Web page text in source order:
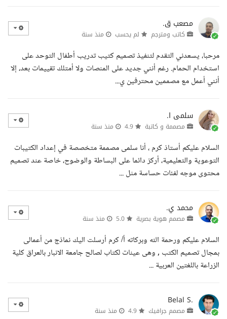
مصعب ق.
كاتب ومترجم لم يحسب منذ سنة
مرحبا، يسعدني التقدم لتنفيذ تصميم كتيب تدريب أطفال التوحد على
استخدام الحمام. رغم أنني جديد على المنصات ولا أمتلك تقييمات بعد، إلا
أنني أعمل مع مصممين محترفين ي...
سلمى ا.
مصممة و كاتبة منذ سنة
السلام عليكم أستاذ كرم ، أنا سلمى مصممة متخصصة في إعداد الكتيبات
التوعوية والتعليمية، أركز دائما على البساطة والوضوح، خاصة عند تصميم
محتوى موجه لفئات حساسة مثل ...
محمد ي.
مصمم هوية بصرية منذ سنة
السلام عليكم ورحمة الله وبركاته أ/ كرم أرسلت اليك نماذج من أعمالى
بمجال تصميم الكتب , وهى عينات لكتاب لصالح جامعة الانبار بالعراق كلية
الزراعة باللغتين العربية ...
Belal S.
مصمم جرافيك منذ سنة